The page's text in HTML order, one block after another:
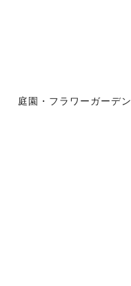
庭園・フラワーガーデン